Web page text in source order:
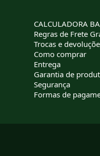
CALCULADORA
Regras de Frete
Trocas e
Como comprar
Entrega
Garantia de
Segurança
Formas de